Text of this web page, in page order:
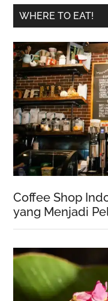
WHERE TO EAT!
Coffee Shop
yang Menjadi